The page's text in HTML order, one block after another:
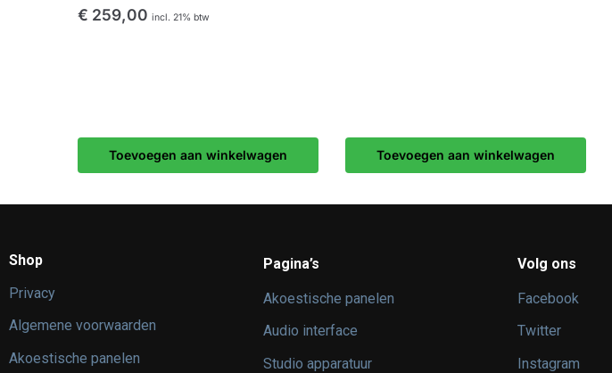
€ 259,00 incl. 21% btw
Toevoegen aan winkelwagen Toevoegen aan winkelwagen
Shop
Privacy
Algemene voorwaarden
Akoestische panelen
Pagina’s
Akoestische panelen
Audio interface
Studio apparatuur
Volg ons
Facebook
Twitter
Instagram